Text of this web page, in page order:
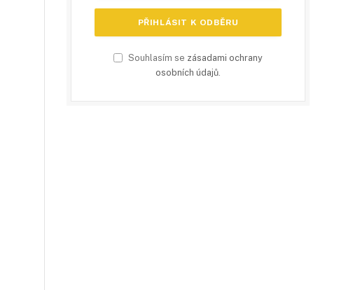
Souhlasím se zásadami ochrany
osobních údajů